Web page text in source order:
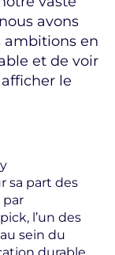
avons
ambitions en
et de voir
le
sa part des
par
l’un des
sein du